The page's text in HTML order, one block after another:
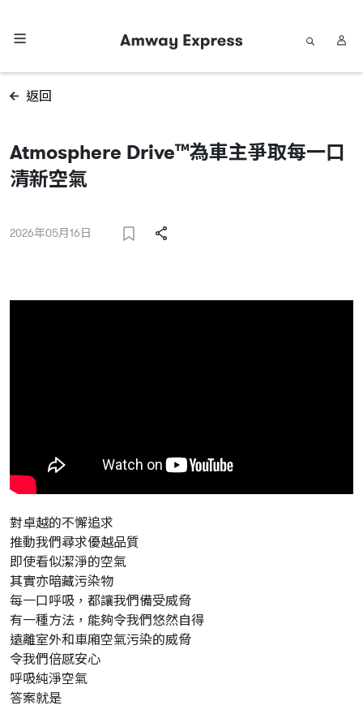
返回
Atmosphere Drive™為車主爭取每一口
清新空氣
2026年05月16日
對卓越的不懈追求
推動我們尋求優越品質
即使看似潔淨的空氣
其實亦暗藏污染物
每一口呼吸，都讓我們備受威脅
有一種方法，能夠令我們悠然自得
遠離室外和車廂空氣污染的威脅
令我們倍感安心
呼吸純淨空氣
答案就是